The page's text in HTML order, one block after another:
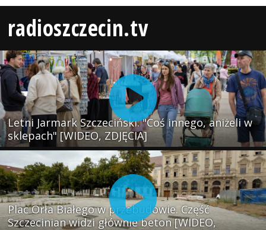
radioszczecin.tv
Letni Jarmark Szczeciński. "Coś innego, aniżeli w
sklepach" [WIDEO, ZDJĘCIA]
Plac Orła Białego w przebudowie. Część
Szczecinian widzi głównie beton [WIDEO,